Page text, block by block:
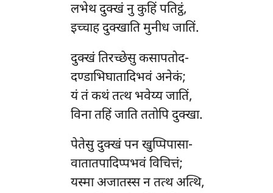
लभेथ दुक्खं नु कुहिं पतिट्ठं,
इच्चाह दुक्खाति मुनीध जातिं.
दुक्खंतिरच्छेसु कसापतोद-
दण्डाभिघातादिभवं अनेकं;
यं तं कथं तत्थ भवेय्य जातिं,
विना तहिं जाति ततोपि दुक्खा.
पेतेसु दुक्खं पन खुप्पिपासा-
वातातपादिप्पभवं विचित्तं;
यस्मा अजातस्स न तत्थ अत्थि,